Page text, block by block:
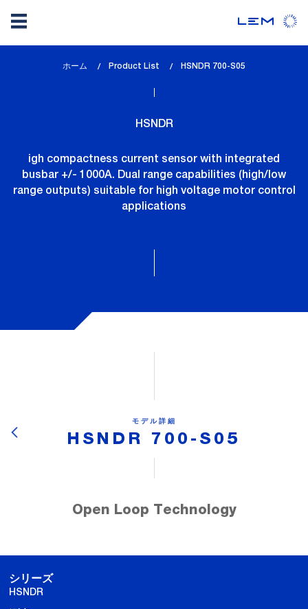
ホーム Product List
lem_current_page
HSNDR 700-S05
HSNDR
igh compactness current sensor with integrated
busbar +/- 1000A. Dual range capabilities (high/low
range outputs) suitable for high voltage motor control
applications
モデル詳細
HSNDR 700-S05
Open Loop Technology
シリーズ
HSNDR